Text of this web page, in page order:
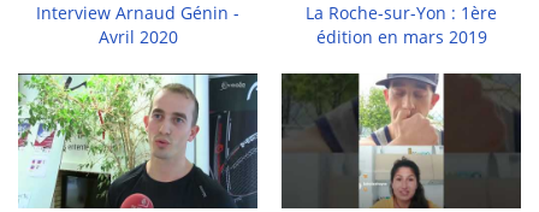
Interview Arnaud Génin -
Avril 2020
La Roche-sur-Yon : 1ère
édition en mars 2019